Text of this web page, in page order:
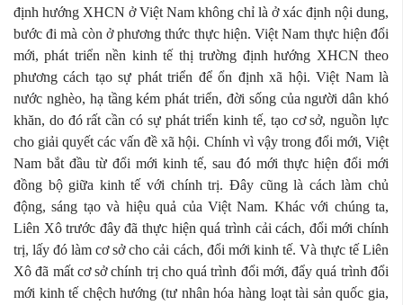
định hướng XHCN ở Việt Nam không chỉ là ở xác định nội dung,
bước đi mà còn ở phương thức thực hiện. Việt Nam thực hiện đổi
mới, phát triển nền kinh tế thị trường định hướng XHCN theo
phương cách tạo sự phát triển để ổn định xã hội. Việt Nam là
nước nghèo, hạ tầng kém phát triển, đời sống của người dân khó
khăn, do đó rất cần có sự phát triển kinh tế, tạo cơ sở, nguồn lực
cho giải quyết các vấn đề xã hội. Chính vì vậy trong đổi mới, Việt
Nam bắt đầu từ đổi mới kinh tế, sau đó mới thực hiện đổi mới
đồng bộ giữa kinh tế với chính trị. Đây cũng là cách làm chủ
động, sáng tạo và hiệu quả của Việt Nam. Khác với chúng ta,
Liên Xô trước đây đã thực hiện quá trình cải cách, đổi mới chính
trị, lấy đó làm cơ sở cho cải cách, đổi mới kinh tế. Và thực tế Liên
Xô đã mất cơ sở chính trị cho quá trình đổi mới, đẩy quá trình đổi
mới kinh tế chệch hướng (tư nhân hóa hàng loạt tài sản quốc gia,